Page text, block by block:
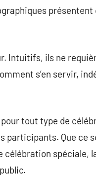
présentent
Intuitifs, ils ne
s’en servir,
tout type de
participants. Que ce
spéciale,